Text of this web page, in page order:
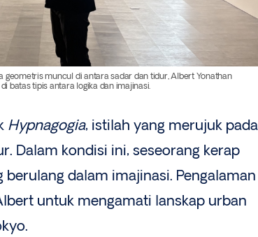
geometris muncul di antara sadar dan tidur, Albert Yonathan
batas tipis antara logika dan imajinasi.
Hypnagogia, istilah yang merujuk pada
Dalam kondisi ini, seseorang kerap
dalam imajinasi. Pengalaman
untuk mengamati lanskap urban